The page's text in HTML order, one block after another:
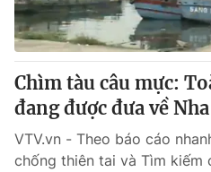
Chìm tàu câu mực:
đang được đưa về
VTV.vn - Theo báo cáo
chống thiên tai và Tìm kiếm